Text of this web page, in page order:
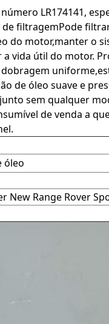
LR174141,
filtragemPode
do motor,manter o
vida útil do motor.
de óleo suave e
sem qualquer
de venda a
óleo
New Range Rover